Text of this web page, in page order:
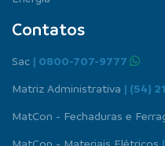
Contatos
Sac | 0800-707-9777
Matriz Administrativa | (54)
MatCon - Fechaduras e
MatCon - Materiais Elétricos